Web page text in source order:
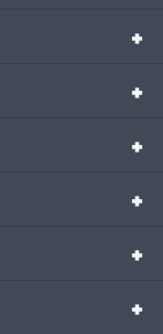
+
+
+
+
+
+